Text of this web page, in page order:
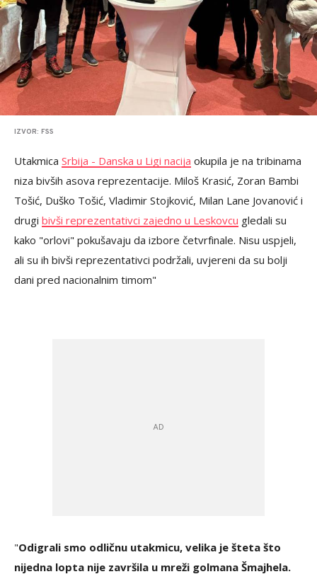
IZVOR: FSS
Utakmica Srbija - Danska u Ligi nacija okupila je na tribinama
niza bivših asova reprezentacije. Miloš Krasić, Zoran Bambi
Tošić, Duško Tošić, Vladimir Stojković, Milan Lane Jovanović i
drugi bivši reprezentativci zajedno u Leskovcu gledali su
kako "orlovi" pokušavaju da izbore četvrfinale. Nisu uspjeli,
ali su ih bivši reprezentativci podržali, uvjereni da su bolji
dani pred nacionalnim timom"
"Odigrali smo odličnu utakmicu, velika je šteta što
nijedna lopta nije završila u mreži golmana Šmajhela.